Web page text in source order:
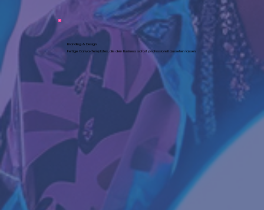
Branding & Design
Fertige Canva-Templates, die dein Business sofort professionell aussehen lassen.